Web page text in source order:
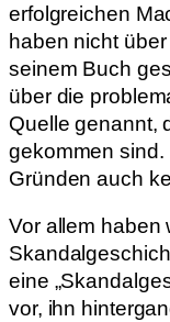
erfolgreichen
haben nicht
seinem Buch
über die
Quelle genannt,
gekommen
Gründen auch
Vor allem haben
eine
vor, ihn